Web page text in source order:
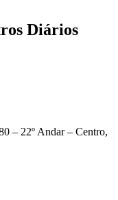
Diários
– 22º Andar – Centro,